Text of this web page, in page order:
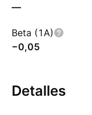
—
Beta (1A)
−0,05
Detalles